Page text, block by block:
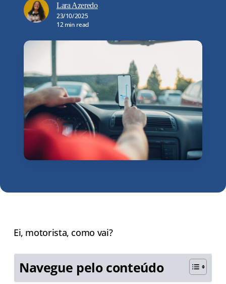
Lara Azeredo
23/10/2025
12 min read
Ei, motorista, como vai?
Navegue pelo conteúdo